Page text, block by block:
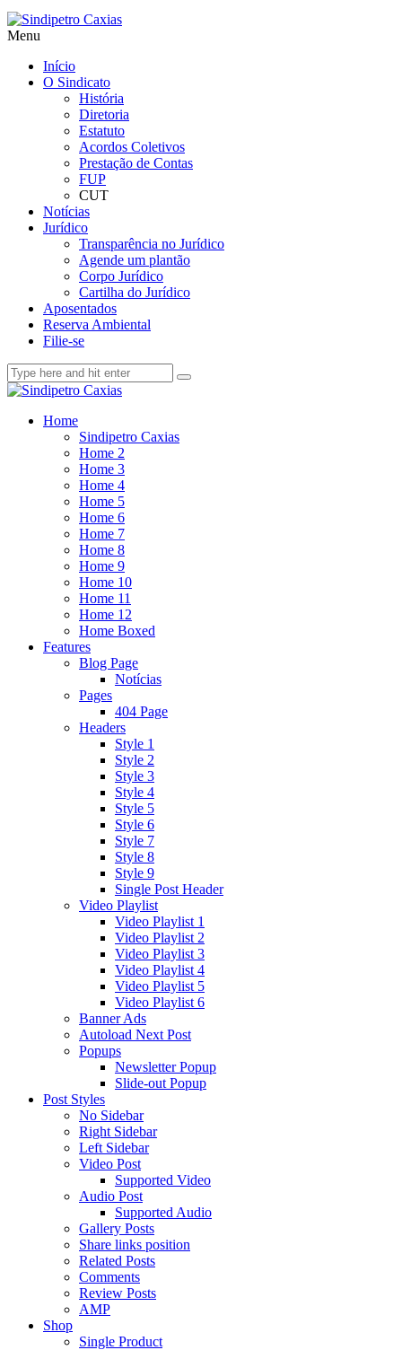
Menu
Início
O Sindicato
História
Diretoria
Estatuto
Acordos Coletivos
Prestação de Contas
FUP
CUT
Notícias
Jurídico
Transparência no Jurídico
Agende um plantão
Corpo Jurídico
Cartilha do Jurídico
Aposentados
Reserva Ambiental
Filie-se
Home
Sindipetro Caxias
Home 2
Home 3
Home 4
Home 5
Home 6
Home 7
Home 8
Home 9
Home 10
Home 11
Home 12
Home Boxed
Features
Blog Page
Notícias
Pages
404 Page
Headers
Style 1
Style 2
Style 3
Style 4
Style 5
Style 6
Style 7
Style 8
Style 9
Single Post Header
Video Playlist
Video Playlist 1
Video Playlist 2
Video Playlist 3
Video Playlist 4
Video Playlist 5
Video Playlist 6
Banner Ads
Autoload Next Post
Popups
Newsletter Popup
Slide-out Popup
Post Styles
No Sidebar
Right Sidebar
Left Sidebar
Video Post
Supported Video
Audio Post
Supported Audio
Gallery Posts
Share links position
Related Posts
Comments
Review Posts
AMP
Shop
Single Product